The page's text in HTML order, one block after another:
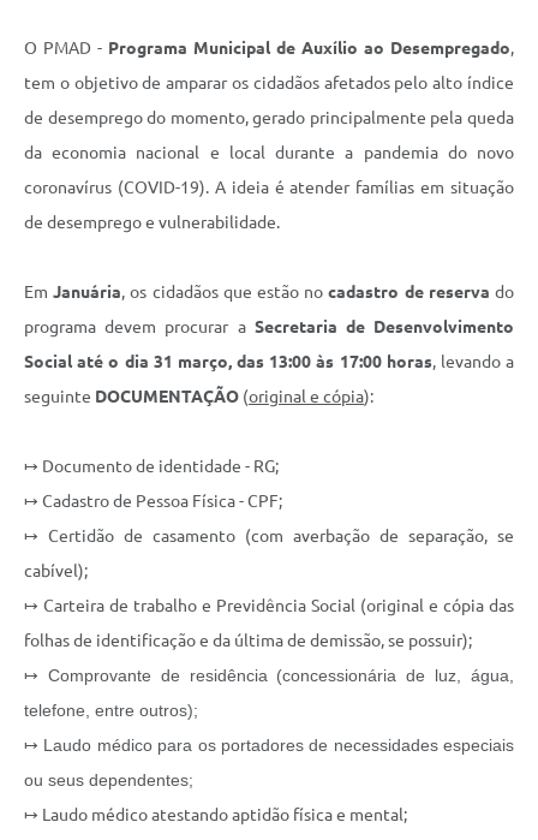
Fotos - Eventos Oficiais
O PMAD - Programa Municipal de Auxílio ao Desempregado,
tem o objetivo de amparar os cidadãos afetados pelo alto índice
de desemprego do momento, gerado principalmente pela queda
da economia nacional e local durante a pandemia do novo
coronavírus (COVID-19). A ideia é atender famílias em situação
de desemprego e vulnerabilidade.
EmJanuária, os cidadãos que estão nocadastro de reservado
programa devem procurar a Secretaria de Desenvolvimento
Social até o dia 31 março, das 13:00 às 17:00 horas, levando a
seguinte DOCUMENTAÇÃO (original e cópia):
↦ Documento de identidade - RG;
↦ Cadastro de Pessoa Física - CPF;
↦ Certidão de casamento (com averbação de separação, se
cabível);
↦ Carteira de trabalho e Previdência Social (original e cópia das
folhas de identificação e da última de demissão, se possuir);
↦ Comprovante de residência (concessionária de luz, água,
telefone, entre outros);
↦ Laudo médico para os portadores de necessidades especiais
ou seus dependentes;
↦ Laudo médico atestando aptidão física e mental;